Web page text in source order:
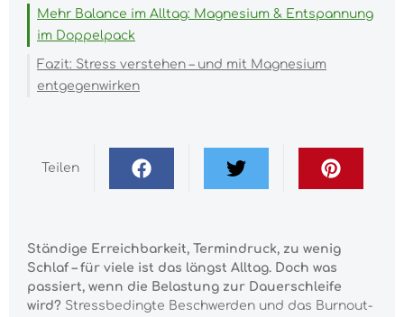
Mehr Balance im Alltag: Magnesium & Entspannung
im Doppelpack
Fazit: Stress verstehen – und mit Magnesium
entgegenwirken
Teilen
Ständige Erreichbarkeit, Termindruck, zu wenig
Schlaf – für viele ist das längst Alltag. Doch was
passiert, wenn die Belastung zur Dauerschleife
wird? Stressbedingte Beschwerden und das Burnout-